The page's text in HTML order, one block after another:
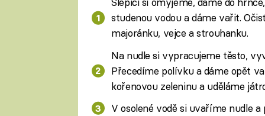
studenou vodou a dáme vařit.
majoránku, vejce a strouhanku.
Na nudle si vypracujeme těsto,
Přecedíme polívku a dáme opět
kořenovou zeleninu a uděláme
V osolené vodě si uvaříme nudle a